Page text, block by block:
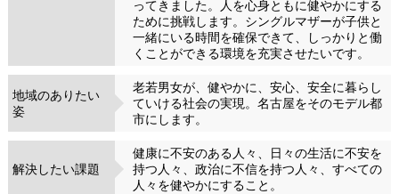
ってきました。人を心身ともに健やかにする
ために挑戦します。シングルマザーが子供と
一緒にいる時間を確保できて、しっかりと働
くことができる環境を充実させたいです。
地域のありたい
姿
老若男女が、健やかに、安心、安全に暮らし
ていける社会の実現。名古屋をそのモデル都
市にします。
解決したい課題
健康に不安のある人々、日々の生活に不安を
持つ人々、政治に不信を持つ人々、すべての
人々を健やかにすること。